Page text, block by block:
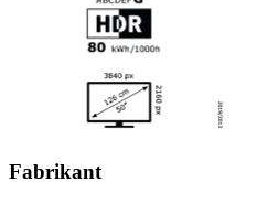
Fabrikant